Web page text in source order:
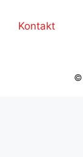
Kontakt
©